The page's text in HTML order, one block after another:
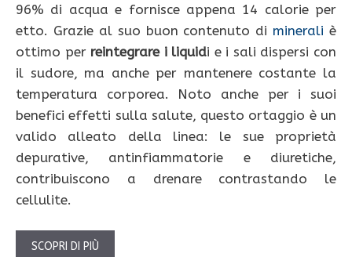
96% di acqua e fornisce appena 14 calorie per
etto. Grazie al suo buon contenuto di minerali è
ottimo per reintegrare i liquidi e i sali dispersi con
il sudore, ma anche per mantenere costante la
temperatura corporea. Noto anche per i suoi
benefici effetti sulla salute, questo ortaggio è un
valido alleato della linea: le sue proprietà
depurative, antinfiammatorie e diuretiche,
contribuiscono a drenare contrastando le
cellulite.
SCOPRI DI PIÙ